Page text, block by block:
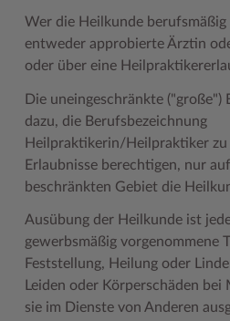
Geodatenportale (Kreiskarte)
Kfz-Zulassung
Lebenslagen
Leistungen
Lexikon
Publikationen
Wo Sie uns finden
Wunsch-Kennzeichen ↗
Fotoarchiv
Hitzeschutz
Kreistag Sitzungskalender
Lokales Wetter
Newsletter
Pressemeldungen
Social Media
Stellenangebote
Kreispräsident
Kreistag und Ausschüsse
Kreisverwaltung
Landrat
Sonderbereiche
Stabsbereiche
Städte und Gemeinden
Wahlen im Kreis
Offene Stellen
Praktika und FSJ
Wen wir suchen
Klimaschutz beim Kreis Stormarn
Projekt e-Gewerbe
Wirtschafts- und
Zahlen, Daten, Fakten
Kulturelle Einrichtungen
Museen
Radwandern
Storchenhorste
Lieblingsplätze in der
Termine und Veranstaltungen
Tourismus
Umlandscout Hamburg
Wer die Heilkunde berufsmäßig
entweder approbierte Ärztin
oder über eine
Die uneingeschränkte ("große")
dazu, die Berufsbezeichnung
Heilpraktikerin/Heilpraktiker
Erlaubnisse berechtigen, nur
beschränkten Gebiet die
Ausübung der Heilkunde ist
gewerbsmäßig vorgenommene
Feststellung, Heilung oder
Leiden oder Körperschäden
sie im Dienste von Anderen